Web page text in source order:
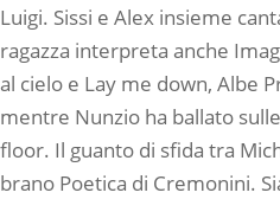
Luigi. Sissi e Alex insieme
ragazza interpreta anche
al cielo e Lay me down, Albe
mentre Nunzio ha ballato
floor. Il guanto di sfida tra
brano Poetica di Cremonini.